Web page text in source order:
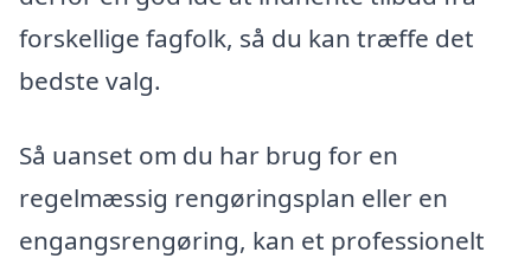
forskellige fagfolk, så du kan træffe det
bedste valg.
Så uanset om du har brug for en
regelmæssig rengøringsplan eller en
engangsrengøring, kan et professionelt